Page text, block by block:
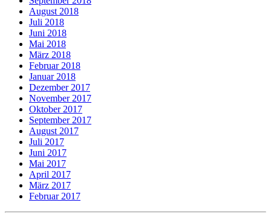
August 2018
Juli 2018
Juni 2018
Mai 2018
März 2018
Februar 2018
Januar 2018
Dezember 2017
November 2017
Oktober 2017
September 2017
August 2017
Juli 2017
Juni 2017
Mai 2017
April 2017
März 2017
Februar 2017